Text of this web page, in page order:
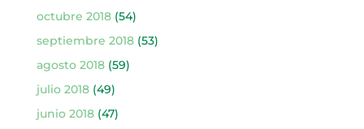
octubre 2018(54)
septiembre 2018(53)
agosto 2018(59)
julio 2018(49)
junio 2018(47)